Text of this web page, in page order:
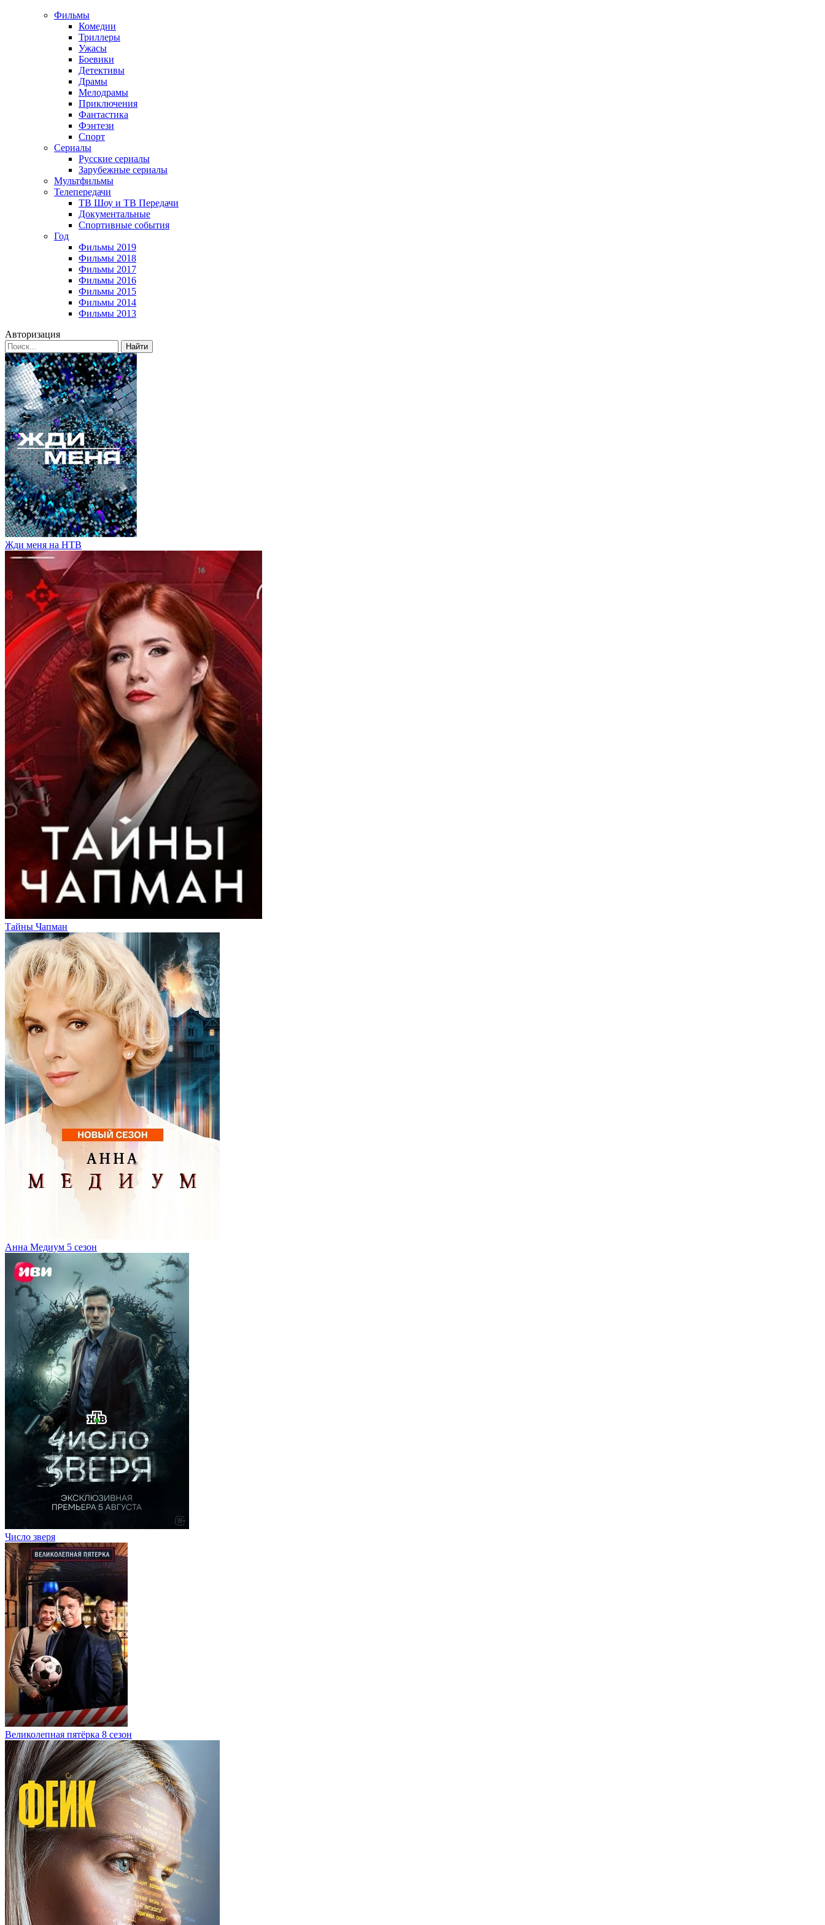
Фильмы
Комедии
Триллеры
Ужасы
Боевики
Детективы
Драмы
Мелодрамы
Приключения
Фантастика
Фэнтези
Спорт
Сериалы
Русские сериалы
Зарубежные сериалы
Мультфильмы
Телепередачи
ТВ Шоу и ТВ Передачи
Документальные
Спортивные события
Год
Фильмы 2019
Фильмы 2018
Фильмы 2017
Фильмы 2016
Фильмы 2015
Фильмы 2014
Фильмы 2013
Авторизация
Найти
Жди меня на НТВ
Тайны Чапман
Анна Медиум 5 сезон
Число зверя
Великолепная пятёрка 8 сезон